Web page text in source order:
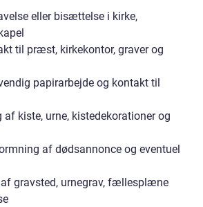
eller bisættelse i kirke,
til præst, kirkekontor, graver og
papirarbejde og kontakt til
kiste, urne, kistedekorationer og
af dødsannonce og eventuel
gravsted, urnegrav, fællesplæne